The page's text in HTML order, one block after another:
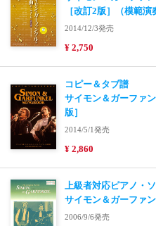
［改訂2版］（模範演
2014/12/3発売
¥ 2,750
コピー＆タブ譜
サイモン＆ガーファ
版］
2014/5/1発売
¥ 2,860
上級者対応ピアノ・
サイモン＆ガーファ
2006/9/6発売